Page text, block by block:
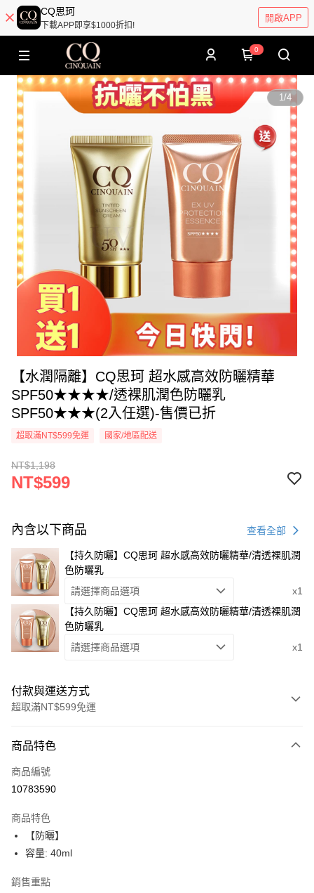
CQ思珂
下載APP即享$1000折扣!
開啟APP
0
1/4
【水潤隔離】CQ思珂 超水感高效防曬精華
SPF50★★★★/透裸肌潤色防曬乳
SPF50★★★(2入任選)-售價已折
超取滿NT$599免運 國家/地區配送
NT$1,198
NT$599
內含以下商品 查看全部
【持久防曬】CQ思珂 超水感高效防曬精華/清透裸肌潤
色防曬乳
請選擇商品選項
x1
【持久防曬】CQ思珂 超水感高效防曬精華/清透裸肌潤
色防曬乳
請選擇商品選項
x1
付款與運送方式
超取滿NT$599免運
信用卡一次付款
超商取貨付款
Apple Pay
街口支付
悠遊付
商品特色
商品編號
10783590
商品特色
【防曬】
容量: 40ml
銷售重點